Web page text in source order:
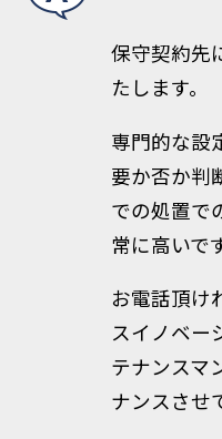
保守契約先
たします。
専門的な設
要か否か判
での処置で
常に高いです
お電話頂け
スイノベー
テナンスマ
ナンスさせ